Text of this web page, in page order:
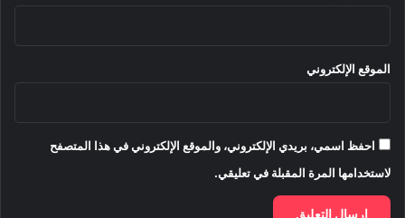
الموقع الإلكتروني
احفظ اسمي، بريدي الإلكتروني، والموقع الإلكتروني في هذا المتصفح
لاستخدامها المرة المقبلة في تعليقي.